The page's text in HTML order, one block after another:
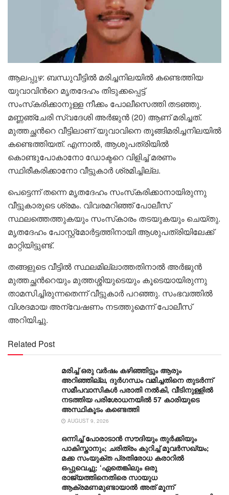
ആലപ്പുഴ: ബന്ധുവീട്ടിൽ മരിച്ചനിലയിൽ കണ്ടെത്തിയ
യുവാവിന്‍റെ മൃതദേഹം തിടുക്കപ്പെട്ട്
സംസ്‌കരിക്കാനുള്ള നീക്കം പോലീസെത്തി തടഞ്ഞു.
മണ്ണഞ്ചേരി സ്വദേശി അർജുൻ (20) ആണ് മരിച്ചത്.
മുത്തച്ഛന്‍റെ വീട്ടിലാണ് യുവാവിനെ തൂങ്ങിമരിച്ചനിലയിൽ
കണ്ടെത്തിയത്. എന്നാൽ, ആശുപത്രിയിൽ
കൊണ്ടുപോകാനോ ഡോക്ടറെ വിളിച്ച് മരണം
സ്ഥിരീകരിക്കാനോ വീട്ടുകാർ ശ്രമിച്ചില്ല.
പെട്ടെന്ന് തന്നെ മൃതദേഹം സംസ്‌കരിക്കാനായിരുന്നു
വീട്ടുകാരുടെ ശ്രമം. വിവരമറിഞ്ഞ് പോലീസ്
സ്ഥലത്തെത്തുകയും സംസ്‌കാരം തടയുകയും ചെയ്തു.
മൃതദേഹം പോസ്റ്റ്‌മോർട്ടത്തിനായി ആശുപത്രിയിലേക്ക്
മാറ്റിയിട്ടുണ്ട്.
തങ്ങളുടെ വീട്ടിൽ സ്ഥലമില്ലാത്തതിനാൽ അർജുൻ
മുത്തച്ഛന്‍റെയും മുത്തശ്ശിയുടെയും കൂടെയായിരുന്നു
താമസിച്ചിരുന്നതെന്ന് വീട്ടുകാർ പറഞ്ഞു. സംഭവത്തിൽ
വിശദമായ അന്വേഷണം നടത്തുമെന്ന് പോലീസ്
അറിയിച്ചു.
Related Post
മരിച്ച് ഒരു വര്‍ഷം കഴിഞ്ഞിട്ടും ആരും
അറിഞ്ഞില്ല, ദുര്‍ഗന്ധം വമിച്ചതിനെ തുടര്‍ന്ന്
സമീപവാസികള്‍ പരാതി നല്‍കി, വീടിനുള്ളില്‍
നടത്തിയ പരിശോധനയില്‍ 57 കാരിയുടെ
അസ്ഥികൂടം കണ്ടെത്തി
AUGUST 9, 2026
ഒന്നിച്ച് പോരാടാൻ സൗദിയും തുർക്കിയും
പാകിസ്താനും; ചരിത്രം കുറിച്ച് മൂവർസഖ്യം;
മക്ക സംയുക്ത പ്രതിരോധ കരാറിൽ
ഒപ്പുവെച്ചു; ‘ഏതെങ്കിലും ഒരു
രാജ്യത്തിനെതിരെ സായുധ
ആക്രമണമുണ്ടായാൽ അത് മൂന്ന്